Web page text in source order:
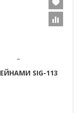
SIG-113